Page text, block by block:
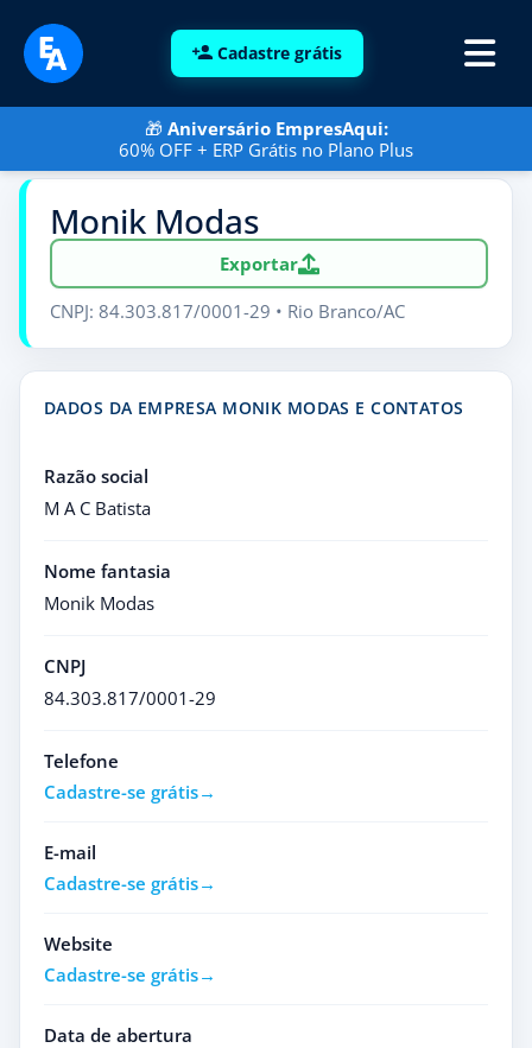
Cadastre grátis
🎁 Aniversário EmpresAqui:
60% OFF + ERP Grátis no Plano Plus
Monik Modas
Exportar
CNPJ: 84.303.817/0001-29 • Rio Branco/AC
DADOS DA EMPRESA MONIK MODAS E CONTATOS
Razão social
M A C Batista
Nome fantasia
Monik Modas
CNPJ
84.303.817/0001-29
Telefone
Cadastre-se grátis
E-mail
Cadastre-se grátis
Website
Cadastre-se grátis
Data de abertura